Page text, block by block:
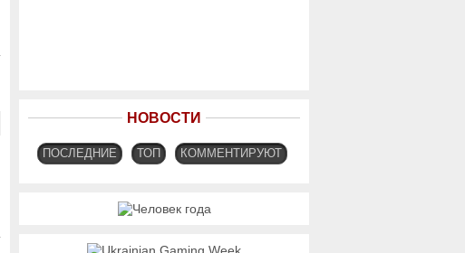
НОВОСТИ
ПОСЛЕДНИЕ ТОП КОММЕНТИРУЮТ